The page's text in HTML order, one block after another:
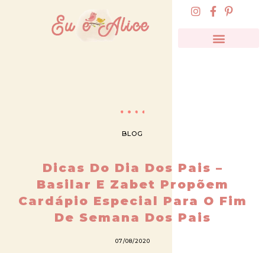
BLOG
Dicas Do Dia Dos Pais –
Basilar E Zabet Propõem
Cardápio Especial Para O Fim
De Semana Dos Pais
07/08/2020